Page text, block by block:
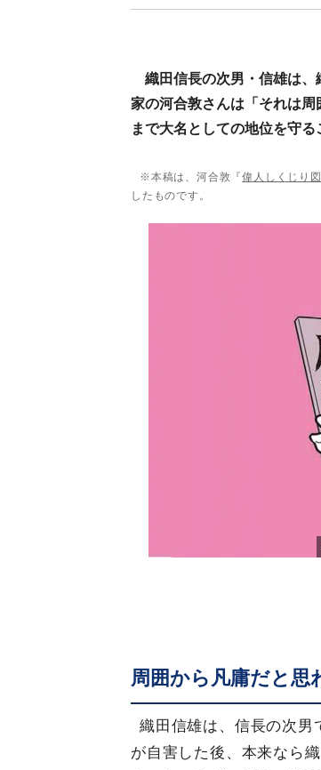
織田信長の次男・信雄は
家の河合敦さんは「それは
まで大名としての地位を守
※本稿は、河合敦『偉人しくじり
したものです。
周囲から凡庸だと思
織田信雄は、信長の次男
が自害した後、本来なら